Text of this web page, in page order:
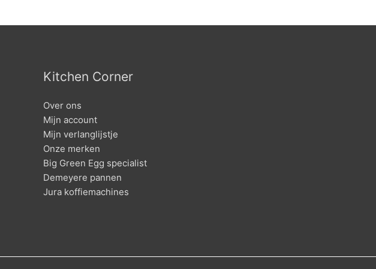
Kitchen Corner
Over ons
Mijn account
Mijn verlanglijstje
Onze merken
Big Green Egg specialist
Demeyere pannen
Jura koffiemachines